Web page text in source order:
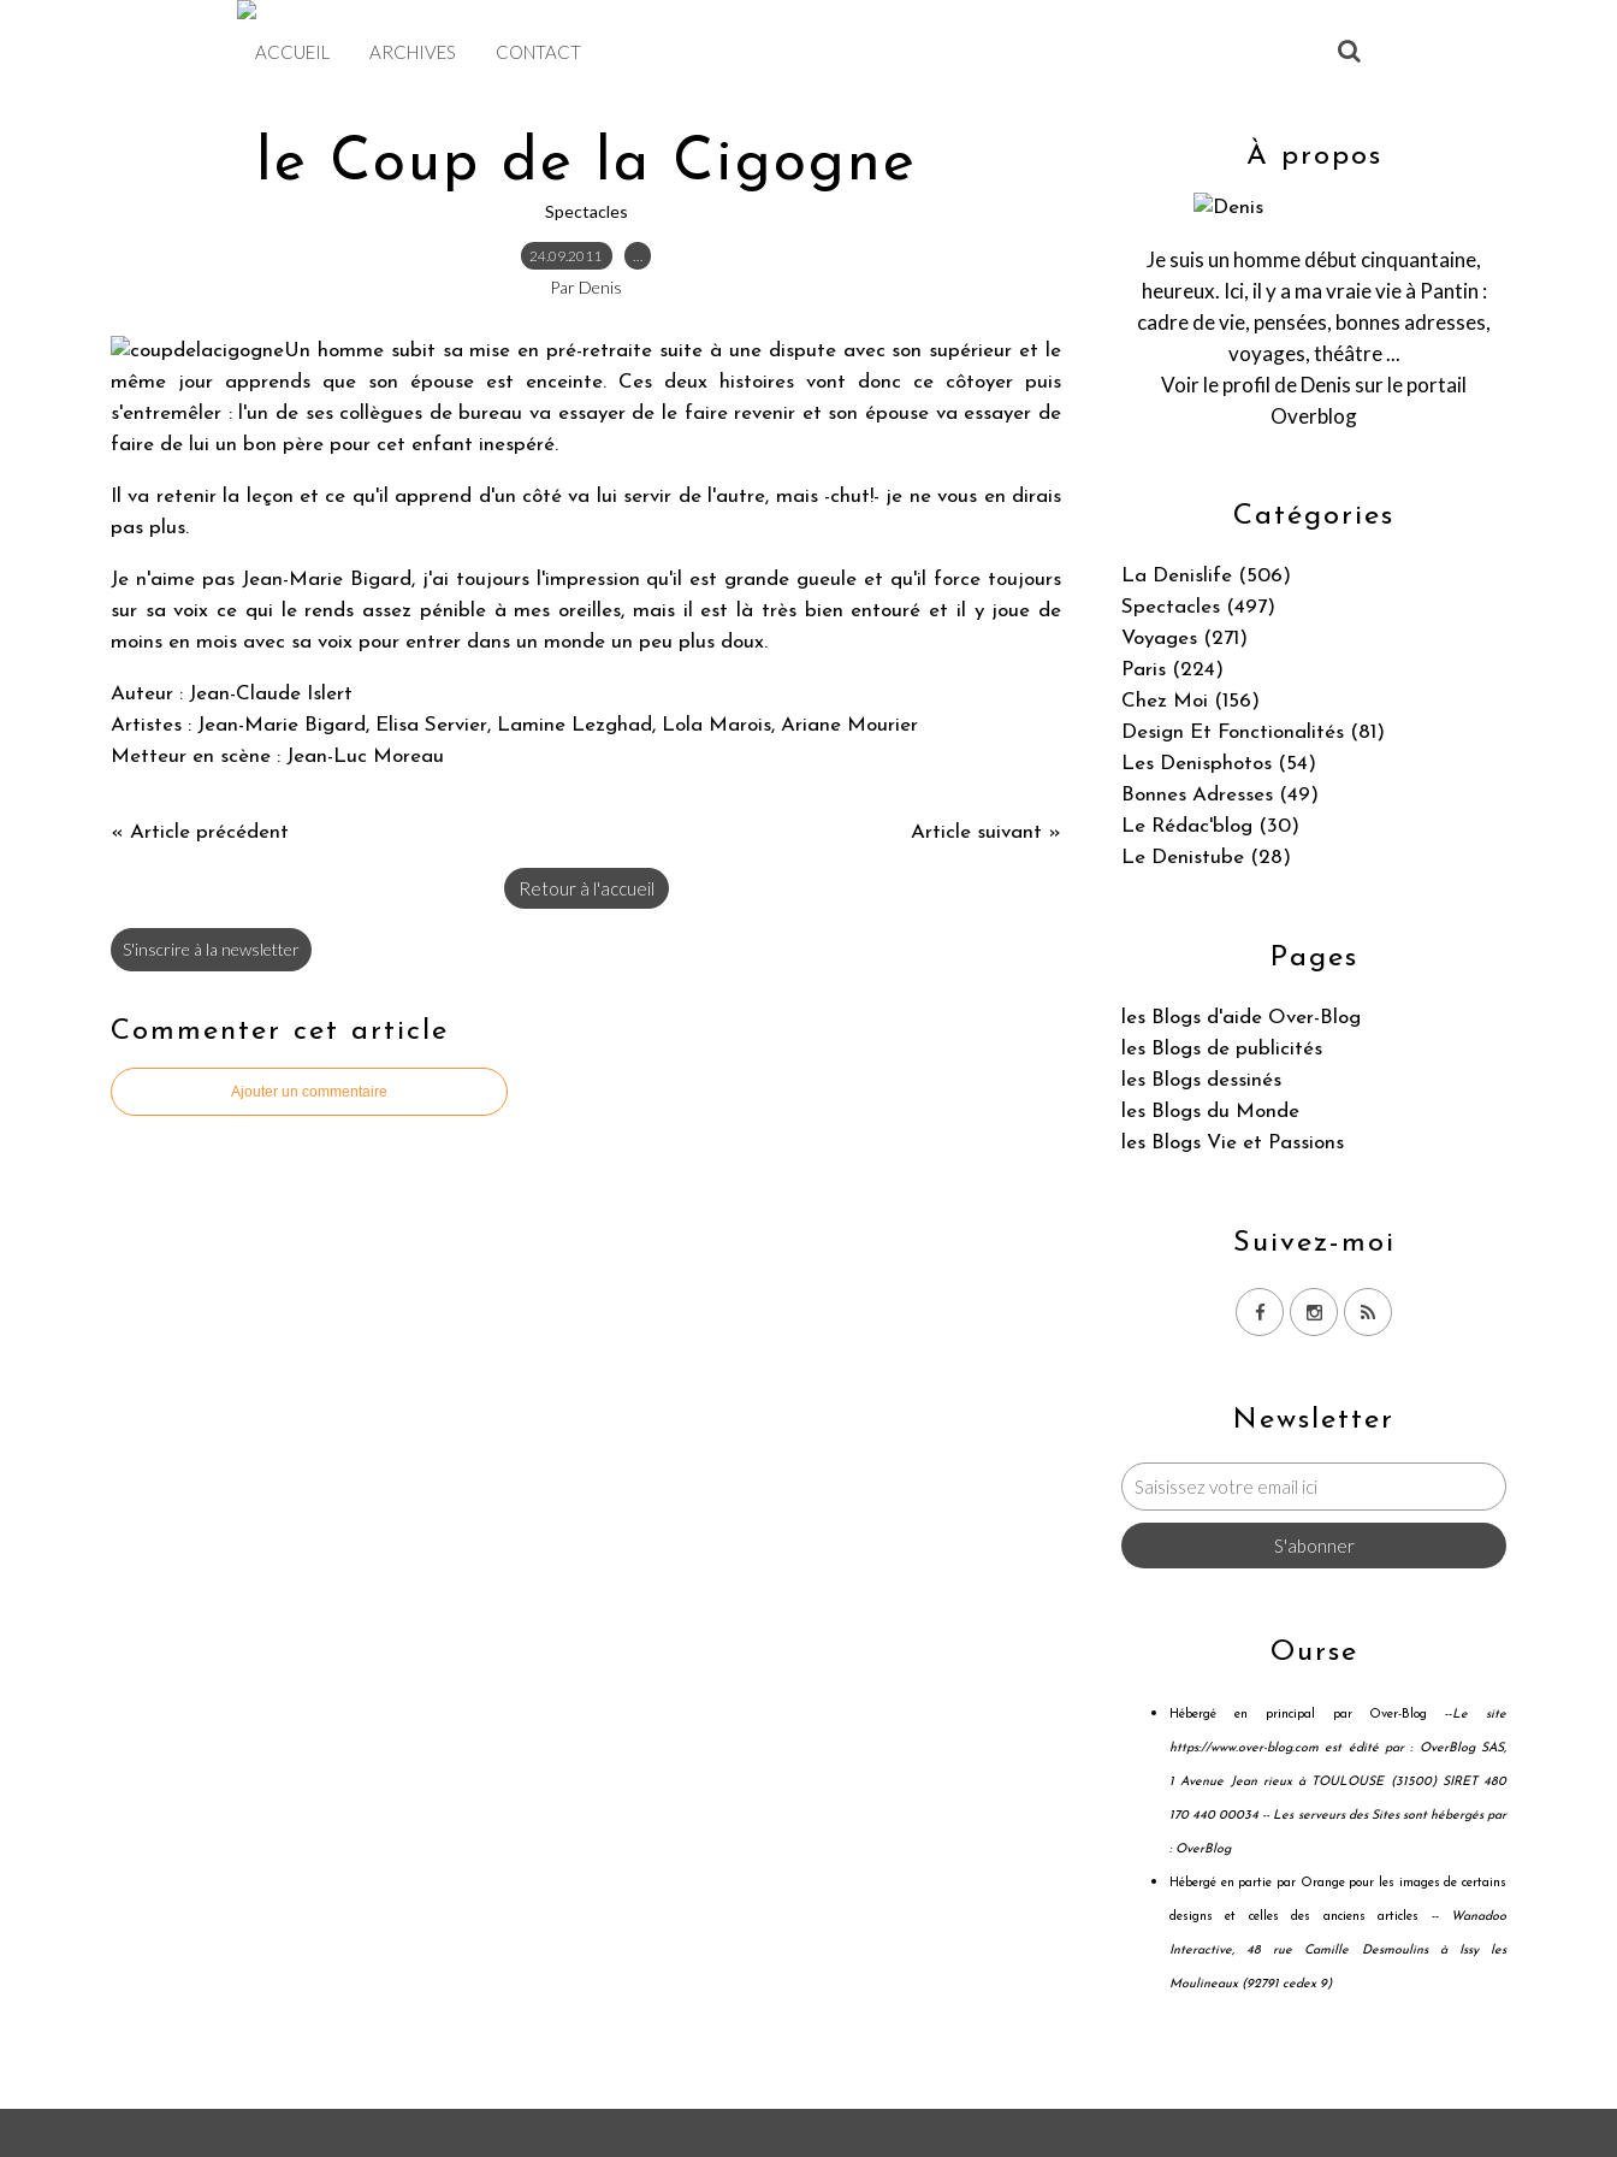
ACCUEIL ARCHIVES CONTACT
le Coup de la Cigogne
Spectacles
24.09.2011 …
Par Denis
Un homme subit sa mise en pré-retraite suite à une dispute avec son supérieur et le
même jour apprends que son épouse est enceinte. Ces deux histoires vont donc ce côtoyer puis
s'entremêler : l'un de ses collègues de bureau va essayer de le faire revenir et son épouse va essayer de
faire de lui un bon père pour cet enfant inespéré.
Il va retenir la leçon et ce qu'il apprend d'un côté va lui servir de l'autre, mais -chut!- je ne vous en dirais
pas plus.
Je n'aime pas Jean-Marie Bigard, j'ai toujours l'impression qu'il est grande gueule et qu'il force toujours
sur sa voix ce qui le rends assez pénible à mes oreilles, mais il est là très bien entouré et il y joue de
moins en mois avec sa voix pour entrer dans un monde un peu plus doux.
Auteur : Jean-Claude Islert
Artistes : Jean-Marie Bigard, Elisa Servier, Lamine Lezghad, Lola Marois, Ariane Mourier
Metteur en scène : Jean-Luc Moreau
« Article précédent Article suivant »
Retour à l'accueil
S'inscrire à la newsletter
Commenter cet article
Ajouter un commentaire
Newsletter
Catégories
La Denislife (506)
Spectacles (497)
Voyages (271)
Paris (224)
Chez Moi (156)
Design Et Fonctionalités (81)
Les Denisphotos (54)
Bonnes Adresses (49)
Le Rédac'blog (30)
Le Denistube (28)
Pages
les Blogs d'aide Over-Blog
les Blogs de publicités
les Blogs dessinés
les Blogs du Monde
les Blogs Vie et Passions
Suivez-moi
À propos
Je suis un homme début cinquantaine,
heureux. Ici, il y a ma vraie vie à Pantin :
cadre de vie, pensées, bonnes adresses,
voyages, théâtre ...
Voir le profil deDenis sur le portail
Overblog
Ourse
Hébergé en principal par Over-Blog --Le site
https://www.over-blog.com est édité par : OverBlog SAS,
1 Avenue Jean rieux à TOULOUSE (31500) SIRET 480
170 440 00034 -- Les serveurs des Sites sont hébergés par
: OverBlog
Hébergé en partie par Orange pour les images de certains
designs et celles des anciens articles -- Wanadoo
Interactive, 48 rue Camille Desmoulins à Issy les
Moulineaux (92791 cedex 9)